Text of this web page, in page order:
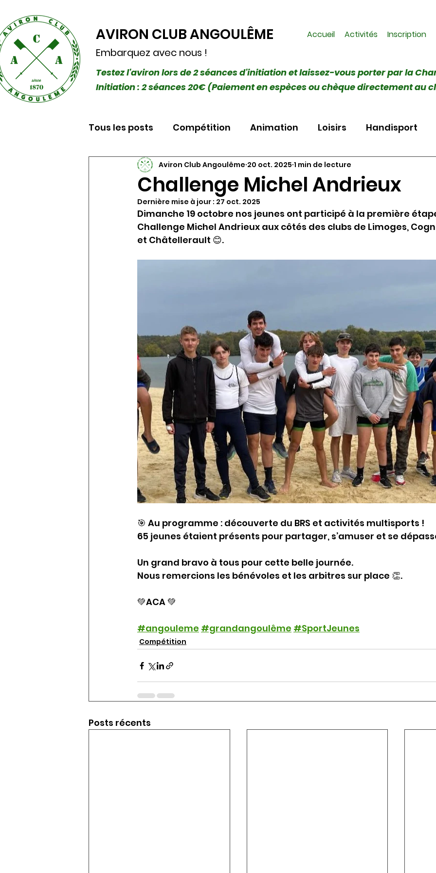
Accueil Activités Inscription
Embarquez avec nous !
Testez l'aviron lors de 2 séances d'initiation et laissez-vous porter par la
Initiation : 2 séances 20€ (Paiement en espèces ou chèque directement au
AVIRON CLUB ANGOULÊME
Tous les posts Compétition Animation Loisirs Handisport
Challenge Michel Andrieux
Aviron Club Angoulême 20 oct. 2025 1 min de lecture
Dernière mise à jour : 27 oct. 2025
Dimanche 19 octobre nos jeunes ont participé à la première
Challenge Michel Andrieux aux côtés des clubs de Limoges,
et Châtellerault 😊.
🎯 Au programme : découverte du BRS et activités multisports !
65 jeunes étaient présents pour partager, s’amuser et se
Un grand bravo à tous pour cette belle journée.
Nous remercions les bénévoles et les arbitres sur place 👏.
💚ACA 💚
#angouleme #grandangoulême #SportJeunes
Compétition
Posts récents